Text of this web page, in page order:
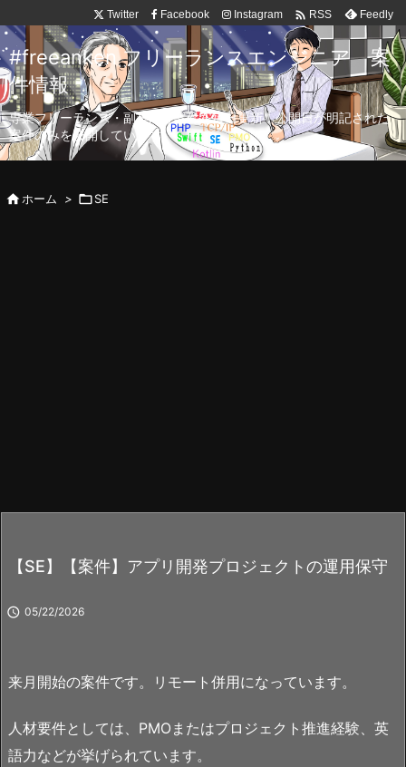
Twitter Facebook Instagram  RSS Feedly
#freeanken フリーランスエンジニア 案
件情報
専業フリーランス・副業向け案件を毎日更新！公開日が明記された
案件のみを公開しています。
ホーム > SE
【SE】【案件】アプリ開発プロジェクトの運用保守
 05/22/2026
来月開始の案件です。リモート併用になっています。
人材要件としては、PMOまたはプロジェクト推進経験、英
語力などが挙げられています。